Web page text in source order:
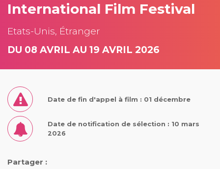
International Film Festival
Etats-Unis, Étranger
DU 08 AVRIL AU 19 AVRIL 2026
Date de fin d'appel à film : 01 décembre
Date de notification de sélection : 10 mars
2026
Partager :